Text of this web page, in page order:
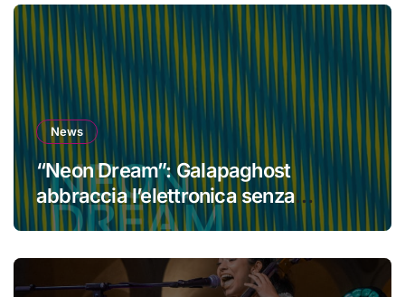
News
“Neon Dream”: Galapaghost
abbraccia l’elettronica senza
perdere la propria identità